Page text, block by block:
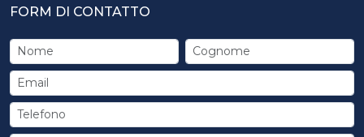
FORM DI CONTATTO